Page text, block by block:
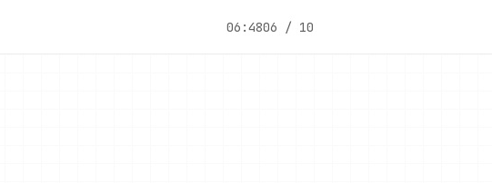
06:4806 / 10